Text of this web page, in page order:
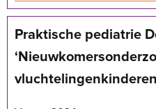
Praktische pediatrie